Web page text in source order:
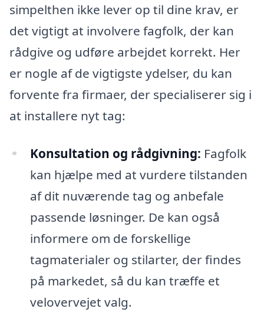
simpelthen ikke lever op til dine krav, er
det vigtigt at involvere fagfolk, der kan
rådgive og udføre arbejdet korrekt. Her
er nogle af de vigtigste ydelser, du kan
forvente fra firmaer, der specialiserer sig i
at installere nyt tag:
Konsultation og rådgivning: Fagfolk
kan hjælpe med at vurdere tilstanden
af dit nuværende tag og anbefale
passende løsninger. De kan også
informere om de forskellige
tagmaterialer og stilarter, der findes
på markedet, så du kan træffe et
velovervejet valg.